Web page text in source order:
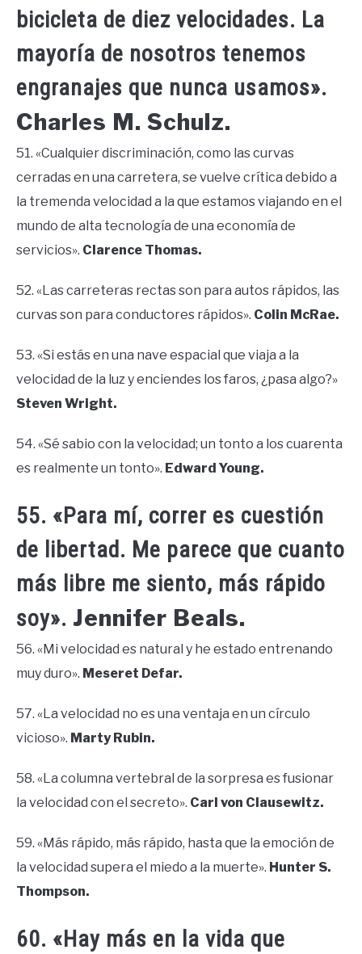
bicicleta de diez velocidades. La
mayoría de nosotros tenemos
engranajes que nunca usamos».
Charles M. Schulz.
51. «Cualquier discriminación, como las curvas
cerradas en una carretera, se vuelve crítica debido a
la tremenda velocidad a la que estamos viajando en el
mundo de alta tecnología de una economía de
servicios». Clarence Thomas.
52. «Las carreteras rectas son para autos rápidos, las
curvas son para conductores rápidos». Colin McRae.
53. «Si estás en una nave espacial que viaja a la
velocidad de la luz y enciendes los faros, ¿pasa algo?»
Steven Wright.
54. «Sé sabio con la velocidad; un tonto a los cuarenta
es realmente un tonto». Edward Young.
55. «Para mí, correr es cuestión
de libertad. Me parece que cuanto
más libre me siento, más rápido
soy». Jennifer Beals.
56. «Mi velocidad es natural y he estado entrenando
muy duro». Meseret Defar.
57. «La velocidad no es una ventaja en un círculo
vicioso». Marty Rubin.
58. «La columna vertebral de la sorpresa es fusionar
la velocidad con el secreto». Carl von Clausewitz.
59. «Más rápido, más rápido, hasta que la emoción de
la velocidad supera el miedo a la muerte». Hunter S.
Thompson.
60. «Hay más en la vida que